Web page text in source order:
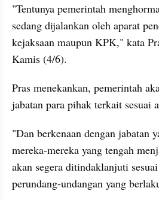
"Tentunya pemerintah
sedang dijalankan oleh aparat
kejaksaan maupun KPK," kata
Kamis (4/6).
Pras menekankan, pemerintah
jabatan para pihak terkait sesuai
"Dan berkenaan dengan jabatan
mereka-mereka yang tengah
akan segera ditindaklanjuti
perundang-undangan yang